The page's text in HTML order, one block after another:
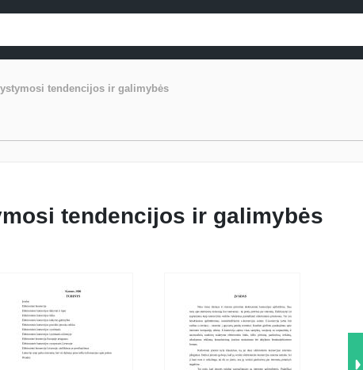
tendencijos ir galimybės
tendencijos ir galimybės